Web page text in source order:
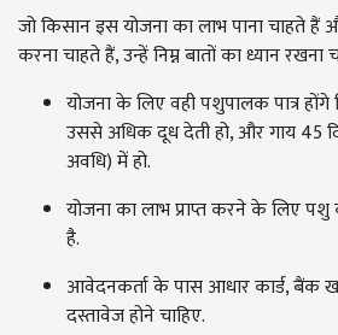
जो किसान इस योजना का लाभ पाना चाहते हैं
करना चाहते हैं, उन्हें निम्न बातों का ध्यान रखना
योजना के लिए वही पशुपालक पात्र होंगे
उससे अधिक दूध देती हो, और गाय 45
अवधि) में हो.
योजना का लाभ प्राप्त करने के लिए
है.
आवेदनकर्ता के पास आधार कार्ड, बैंक
दस्तावेज होने चाहिए.